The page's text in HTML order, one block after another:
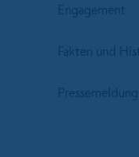
Engagement
Fakten und